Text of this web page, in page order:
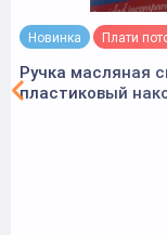
Новинка Плати
Ручка масляная
пластиковый